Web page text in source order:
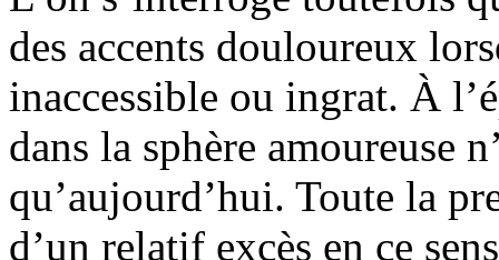
des accents douloureux
inaccessible ou ingrat. À
dans la sphère amoureuse
qu’aujourd’hui. Toute la
d’un relatif excès en ce